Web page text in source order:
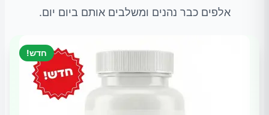
אלפים כבר נהנים ומשלבים אותם ביום יום.
חדש!